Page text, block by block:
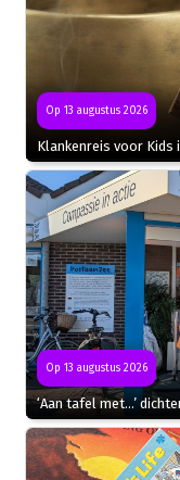
Op 13 augustus 2026
Klankenreis voor
Op 13 augustus 2026
‘Aan tafel met…’